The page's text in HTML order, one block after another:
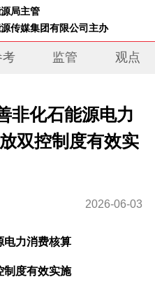
局主管
源传媒集团有限公司主办
考 监管 观点
非化石能源电力
双控制度有效实
2026-06-03
电力消费核算
制度有效实施